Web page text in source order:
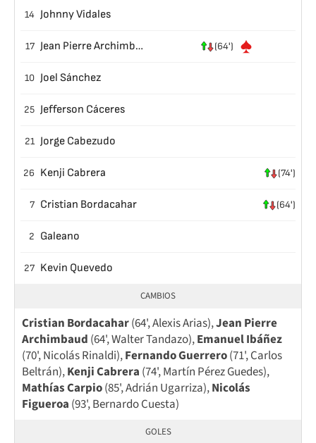
14 Johnny Vidales
17 Jean Pierre Archimbaud (64')
10 Joel Sánchez
25 Jefferson Cáceres
21 Jorge Cabezudo
26 Kenji Cabrera (74')
7 Cristian Bordacahar (64')
2 Galeano
27 Kevin Quevedo
CAMBIOS
Cristian Bordacahar(64', Alexis Arias),Jean Pierre
Archimbaud (64', Walter Tandazo),Emanuel Ibáñez
(70', Nicolás Rinaldi),Fernando Guerrero(71', Carlos
Beltrán),Kenji Cabrera (74', Martín Pérez Guedes),
Mathías Carpio(85', Adrián Ugarriza),Nicolás
Figueroa (93', Bernardo Cuesta)
GOLES